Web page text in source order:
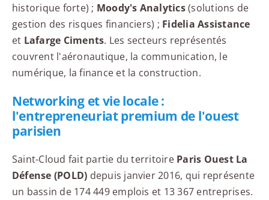
historique forte) ; Moody's Analytics(solutions de
gestion des risques financiers) ; Fidelia Assistance
et Lafarge Ciments. Les secteurs représentés
couvrent l'aéronautique, la communication, le
numérique, la finance et la construction.
Networking et vie locale :
l'entrepreneuriat premium de l'ouest
parisien
Saint-Cloud fait partie du territoire Paris Ouest La
Défense (POLD) depuis janvier 2016, qui représente
un bassin de 174 449 emplois et 13 367 entreprises.